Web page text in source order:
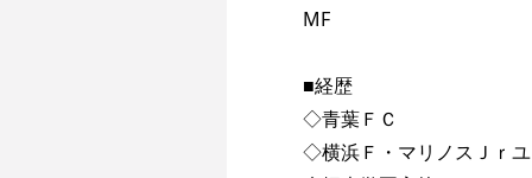
MF
■経歴
◇青葉ＦＣ
◇横浜Ｆ・マリノスＪｒ